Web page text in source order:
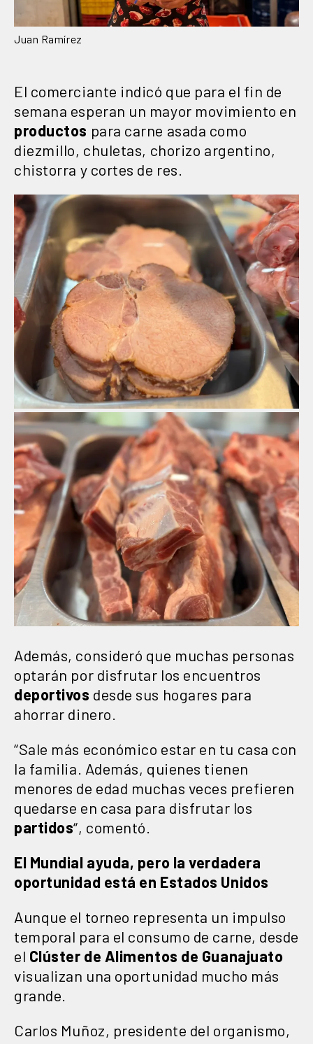
Juan Ramírez
El comerciante indicó que para el fin de
semana esperan un mayor movimiento en
productos para carne asada como
diezmillo, chuletas, chorizo argentino,
chistorra y cortes de res.
Además, consideró que muchas personas
optarán por disfrutar los encuentros
deportivos desde sus hogares para
ahorrar dinero.
“Sale más económico estar en tu casa con
la familia. Además, quienes tienen
menores de edad muchas veces prefieren
quedarse en casa para disfrutar los
partidos“, comentó.
El Mundial ayuda, pero la verdadera
oportunidad está en Estados Unidos
Aunque el torneo representa un impulso
temporal para el consumo de carne, desde
el Clúster de Alimentos de Guanajuato
visualizan una oportunidad mucho más
grande.
Carlos Muñoz, presidente del organismo,